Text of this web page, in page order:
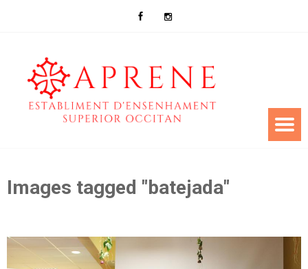
Images tagged "batejada"